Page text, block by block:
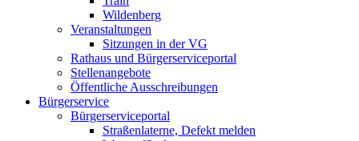
Wildenberg
Veranstaltungen
Sitzungen in der VG
Rathaus und Bürgerserviceportal
Stellenangebote
Öffentliche Ausschreibungen
Bürgerservice
Bürgerserviceportal
Straßenlaterne, Defekt melden